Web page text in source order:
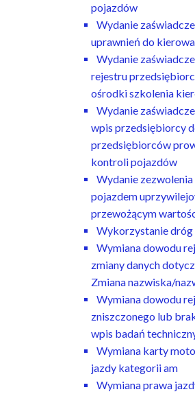
pojazdów
Wydanie
uprawnień do
Wydanie
rejestru
ośrodki szkolenia
Wydanie
wpis przedsiębiorcy
przedsiębiorców
kontroli pojazdów
Wydanie
pojazdem
przewożącym
Wykorzystanie dróg
Wymiana dowodu
zmiany danych
Zmiana nazwiska/
Wymiana dowodu
zniszczonego lub
wpis badań
Wymiana karty
jazdy kategorii am
Wymiana prawa